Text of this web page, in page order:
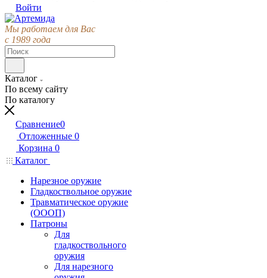
Войти
Мы работаем для Вас
с 1989 года
Каталог
По всему сайту
По каталогу
Сравнение0
Отложенные 0
Корзина 0
Каталог
Нарезное оружие
Гладкоствольное оружие
Травматическое оружие
(ОООП)
Патроны
Для
гладкоствольного
оружия
Для нарезного